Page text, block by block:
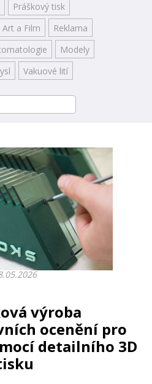
Práškový tisk
Art a Film
Reklama
Modely
Vakuové lití
výroba
ocenění pro
detailního 3D